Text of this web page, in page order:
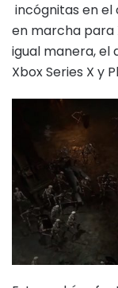
incógnitas en el
en marcha para
igual manera, el
Xbox Series X y